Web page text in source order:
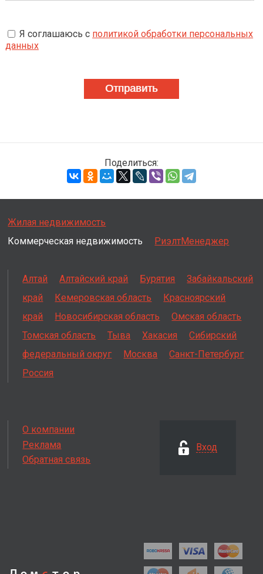
Я соглашаюсь с политикой обработки персональных
данных
Поделиться:
Жилая недвижимость
Коммерческая недвижимость
РиэлтМенеджер
Алтай Алтайский край Бурятия
Забайкальский
край
Кемеровская область
Красноярский
край
Новосибирская область
Омская область
Томская область
Тыва Хакасия
Сибирский
федеральный округ
Москва
Санкт-Петербург
Россия
О компании
Реклама
Обратная связь
Вход